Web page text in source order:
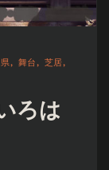
舞台
芝居
ろは